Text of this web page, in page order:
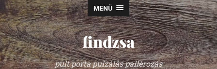
MENÜ
findzsa
pult porta pulzálás pallérozás